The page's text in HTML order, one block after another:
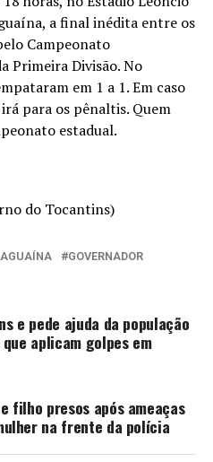
a final inédita entre os
Campeonato
Primeira Divisão. No
em 1 a 1. Em caso
para os pênaltis. Quem
estadual.
do Tocantins)
GOVERNADOR
e pede ajuda da população
aplicam golpes em
filho presos após ameaças
na frente da polícia